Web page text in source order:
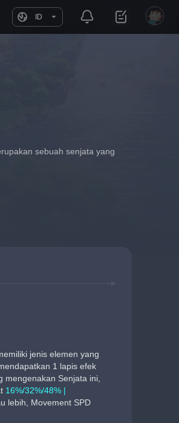
ID
sebuah senjata yang
jenis elemen yang
1 lapis efek
Senjata ini,
16%/32%/48% |
lebih, Movement SPD